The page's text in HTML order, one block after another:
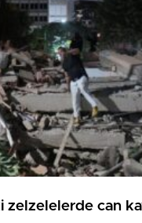
zelzelelerde can